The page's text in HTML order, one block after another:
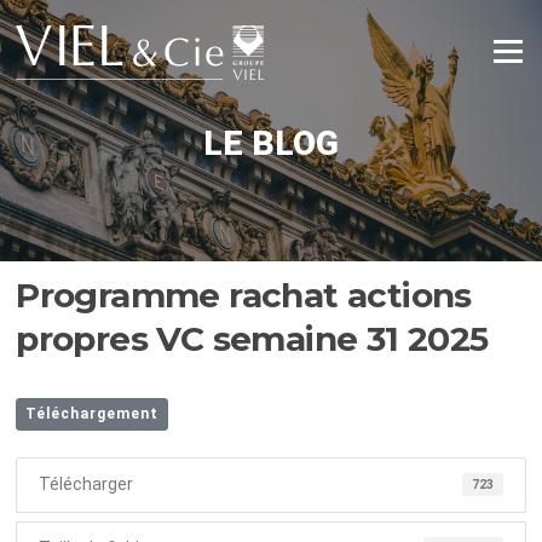
Aller
au
contenu
Menu
LE BLOG
Programme rachat actions
propres VC semaine 31 2025
Téléchargement
Télécharger 723